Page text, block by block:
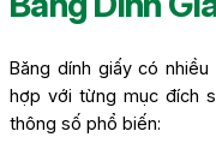
Băng dính giấy có
hợp với từng mục đích
thông số phổ biến: